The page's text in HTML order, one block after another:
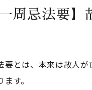
一周忌法要
要とは、本来は故人
す。